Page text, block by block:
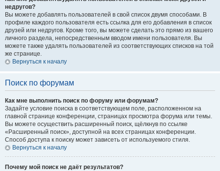
недругов?
Вы можете добавлять пользователей в свой список двумя способами. В
профиле каждого пользователя есть ссылка для его добавления в список
друзей или недругов. Кроме того, вы можете сделать это прямо из вашего
личного раздела, непосредственным вводом имени пользователя. Вы
можете также удалять пользователей из соответствующих списков на той
же странице.
Вернуться к началу
Поиск по форумам
Как мне выполнить поиск по форуму или форумам?
Задайте условие поиска в соответствующем поле, расположенном на
главной странице конференции, страницах просмотра форума или темы.
Вы можете осуществить расширенный поиск, щёлкнув по ссылке
«Расширенный поиск», доступной на всех страницах конференции.
Способ доступа к поиску может зависеть от используемого стиля.
Вернуться к началу
Почему мой поиск не даёт результатов?